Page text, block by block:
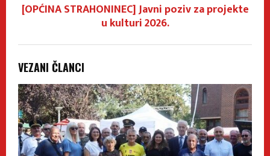
[OPĆINA STRAHONINEC] Javni poziv za projekte
u kulturi 2026.
VEZANI ČLANCI